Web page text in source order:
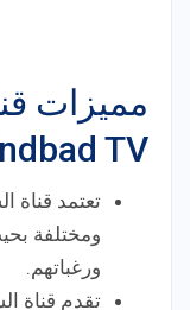
TV
تعتمد قناة
ومختلفة
ورغباتهم.